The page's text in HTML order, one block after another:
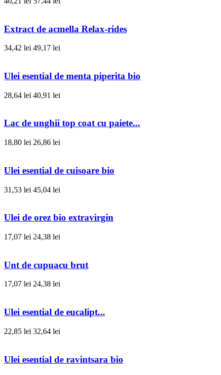
Extract de acmella Relax-rides
34,42 lei 49,17 lei
Ulei esential de menta piperita bio
28,64 lei 40,91 lei
Lac de unghii top coat cu paiete...
18,80 lei 26,86 lei
Ulei esential de cuisoare bio
31,53 lei 45,04 lei
Ulei de orez bio extravirgin
17,07 lei 24,38 lei
Unt de cupuacu brut
17,07 lei 24,38 lei
Ulei esential de eucalipt...
22,85 lei 32,64 lei
Ulei esential de ravintsara bio